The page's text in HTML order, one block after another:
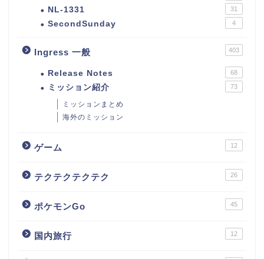
NL-1331
31
SecondSunday 4
Ingress 一般 403
Release Notes 68
ミッション紹介 73
ミッションまとめ
海外のミッション
ゲーム 12
テクテクテクテク 26
ポケモンGo 45
国内旅行 12